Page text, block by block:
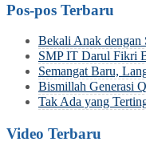
Pos-pos Terbaru
Bekali Anak
SMP IT Darul Fikri
Semangat Baru,
Bismillah Generasi
Tak Ada yang
Video Terbaru